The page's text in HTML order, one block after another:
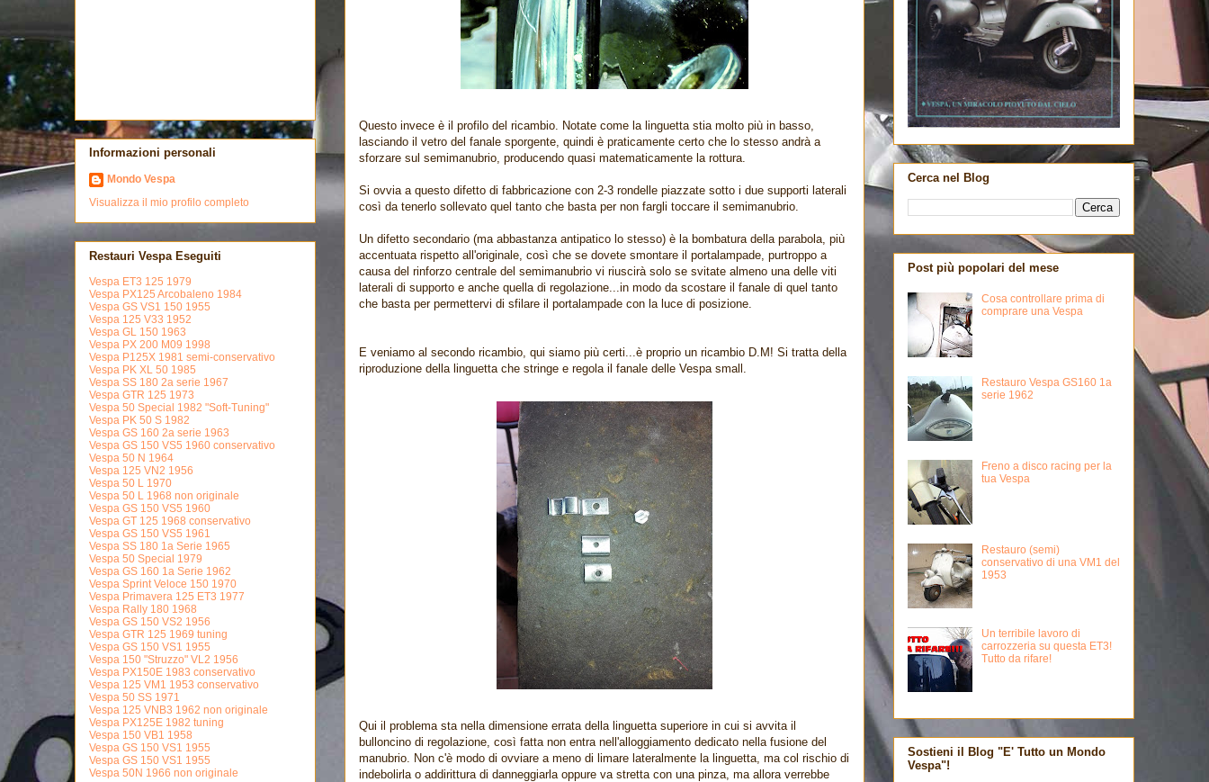
Questo invece è il profilo del ricambio. Notate come la linguetta stia molto più in basso,
lasciando il vetro del fanale sporgente, quindi è praticamente certo che lo stesso andrà a
sforzare sul semimanubrio, producendo quasi matematicamente la rottura.
Si ovvia a questo difetto di fabbricazione con 2-3 rondelle piazzate sotto i due supporti laterali
così da tenerlo sollevato quel tanto che basta per non fargli toccare il semimanubrio.
Un difetto secondario (ma abbastanza antipatico lo stesso) è la bombatura della parabola, più
accentuata rispetto all'originale, così che se dovete smontare il portalampade, purtroppo a
causa del rinforzo centrale del semimanubrio vi riuscirà solo se svitate almeno una delle viti
laterali di supporto e anche quella di regolazione...in modo da scostare il fanale di quel tanto
che basta per permettervi di sfilare il portalampade con la luce di posizione.
E veniamo al secondo ricambio, qui siamo più certi...è proprio un ricambio D.M! Si tratta della
riproduzione della linguetta che stringe e regola il fanale delle Vespa small.
Qui il problema sta nella dimensione errata della linguetta superiore in cui si avvita il
bulloncino di regolazione, così fatta non entra nell'alloggiamento dedicato nella fusione del
manubrio. Non c'è modo di ovviare a meno di limare lateralmente la linguetta, ma col rischio di
indebolirla o addirittura di danneggiarla oppure va stretta con una pinza, ma allora verrebbe
Informazioni personali
Mondo Vespa
Visualizza il mio profilo completo
Restauri Vespa Eseguiti
Vespa ET3 125 1979
Vespa PX125 Arcobaleno 1984
Vespa GS VS1 150 1955
Vespa 125 V33 1952
Vespa GL 150 1963
Vespa PX 200 M09 1998
Vespa P125X 1981 semi-conservativo
Vespa PK XL 50 1985
Vespa SS 180 2a serie 1967
Vespa GTR 125 1973
Vespa 50 Special 1982 "Soft-Tuning"
Vespa PK 50 S 1982
Vespa GS 160 2a serie 1963
Vespa GS 150 VS5 1960 conservativo
Vespa 50 N 1964
Vespa 125 VN2 1956
Vespa 50 L 1970
Vespa 50 L 1968 non originale
Vespa GS 150 VS5 1960
Vespa GT 125 1968 conservativo
Vespa GS 150 VS5 1961
Vespa SS 180 1a Serie 1965
Vespa 50 Special 1979
Vespa GS 160 1a Serie 1962
Vespa Sprint Veloce 150 1970
Vespa Primavera 125 ET3 1977
Vespa Rally 180 1968
Vespa GS 150 VS2 1956
Vespa GTR 125 1969 tuning
Vespa GS 150 VS1 1955
Vespa 150 "Struzzo" VL2 1956
Vespa PX150E 1983 conservativo
Vespa 125 VM1 1953 conservativo
Vespa 50 SS 1971
Vespa 125 VNB3 1962 non originale
Vespa PX125E 1982 tuning
Vespa 150 VB1 1958
Vespa GS 150 VS1 1955
Vespa GS 150 VS1 1955
Vespa 50N 1966 non originale
Cerca nel Blog
Post più popolari del mese
Cosa controllare prima di
comprare una Vespa
Restauro Vespa GS160 1a
serie 1962
Freno a disco racing per la
tua Vespa
Restauro (semi)
conservativo di una VM1 del
1953
Un terribile lavoro di
carrozzeria su questa ET3!
Tutto da rifare!
Sostieni il Blog "E' Tutto un Mondo
Vespa"!